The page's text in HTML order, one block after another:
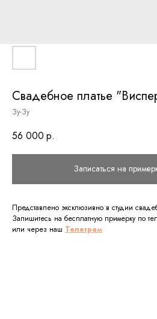
Свадебное платье
Зу-Зу
56 000 р.
Записаться на
Представлено эксклюзивно в студии
Запишитесь на бесплатную примерку по
или через наш Телеграм